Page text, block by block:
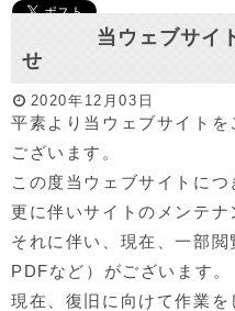
当ウェブサイ
せ
2020年12月03日
平素より当ウェブサイトを
ございます。
この度当ウェブサイトに
更に伴いサイトのメンテナ
それに伴い、現在、一部閲
PDFなど）がございます。
現在、復旧に向けて作業